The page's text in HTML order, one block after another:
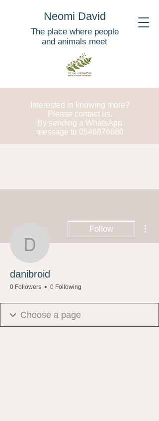
Neomi David
The place where people
and animals meet
Interested in knowing more?
Please contact us.
By sending a WhatsApp
message to 0546876680
danibroid
Follow
danibroid
0 Followers 0 Following